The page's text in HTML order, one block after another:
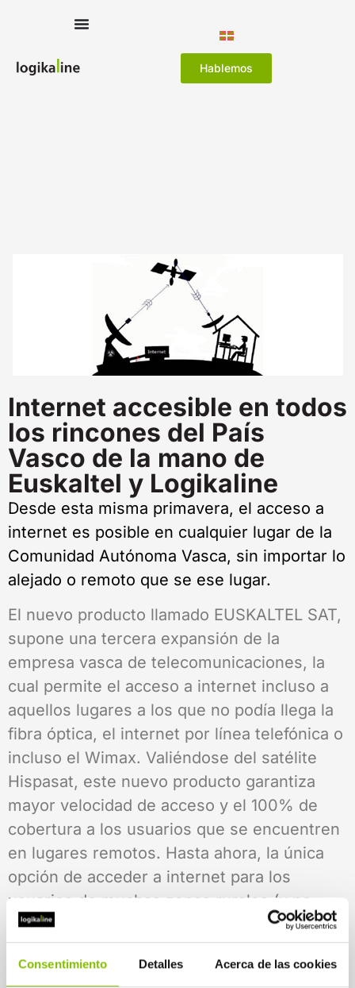
Consentimiento Detalles Acerca de las cookies
Hablemos
Internet accesible en todos
los rincones del País
Vasco de la mano de
Euskaltel y Logikaline
Desde esta misma primavera, el acceso a
internet es posible en cualquier lugar de la
Comunidad Autónoma Vasca, sin importar lo
alejado o remoto que se ese lugar.
El nuevo producto llamado EUSKALTEL SAT,
supone una tercera expansión de la
empresa vasca de telecomunicaciones, la
cual permite el acceso a internet incluso a
aquellos lugares a los que no podía llega la
fibra óptica, el internet por línea telefónica o
incluso el Wimax. Valiéndose del satélite
Hispasat, este nuevo producto garantiza
mayor velocidad de acceso y el 100% de
cobertura a los usuarios que se encuentren
en lugares remotos. Hasta ahora, la única
opción de acceder a internet para los
usuarios de muchas zonas rurales (y no
para todos) era el Wimax; a partir de ahora,
el servicio experimentara una sustancial
mejoría en ese sentido.